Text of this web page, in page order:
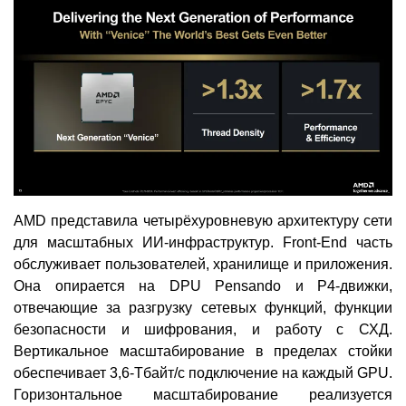
AMD представила четырёхуровневую архитектуру сети
для масштабных ИИ-инфраструктур. Front-End часть
обслуживает пользователей, хранилище и приложения.
Она опирается на DPU Pensando и P4-движки,
отвечающие за разгрузку сетевых функций, функции
безопасности и шифрования, и работу с СХД.
Вертикальное масштабирование в пределах стойки
обеспечивает 3,6-Тбайт/с подключение на каждый GPU.
Горизонтальное масштабирование реализуется